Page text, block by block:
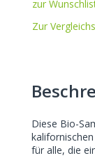
zur
Zur
Diese Bio-
für alle, die